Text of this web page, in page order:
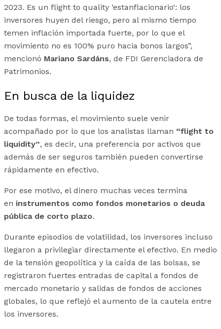
2023. Es un flight to quality ‘estanflacionario‘: los
inversores huyen del riesgo, pero al mismo tiempo
temen inflación importada fuerte, por lo que el
movimiento no es 100% puro hacia bonos largos”,
mencionó Mariano Sardáns, de FDI Gerenciadora de
Patrimonios.
En busca de la liquidez
De todas formas, el movimiento suele venir
acompañado por lo que los analistas llaman “flight to
liquidity”, es decir, una preferencia por activos que
además de ser seguros también pueden convertirse
rápidamente en efectivo.
Por ese motivo, el dinero muchas veces termina
en instrumentos como fondos monetarios o deuda
pública de corto plazo.
Durante episodios de volatilidad, los inversores incluso
llegaron a privilegiar directamente el efectivo. En medio
de la tensión geopolítica y la caída de las bolsas, se
registraron fuertes entradas de capital a fondos de
mercado monetario y salidas de fondos de acciones
globales, lo que reflejó el aumento de la cautela entre
los inversores.